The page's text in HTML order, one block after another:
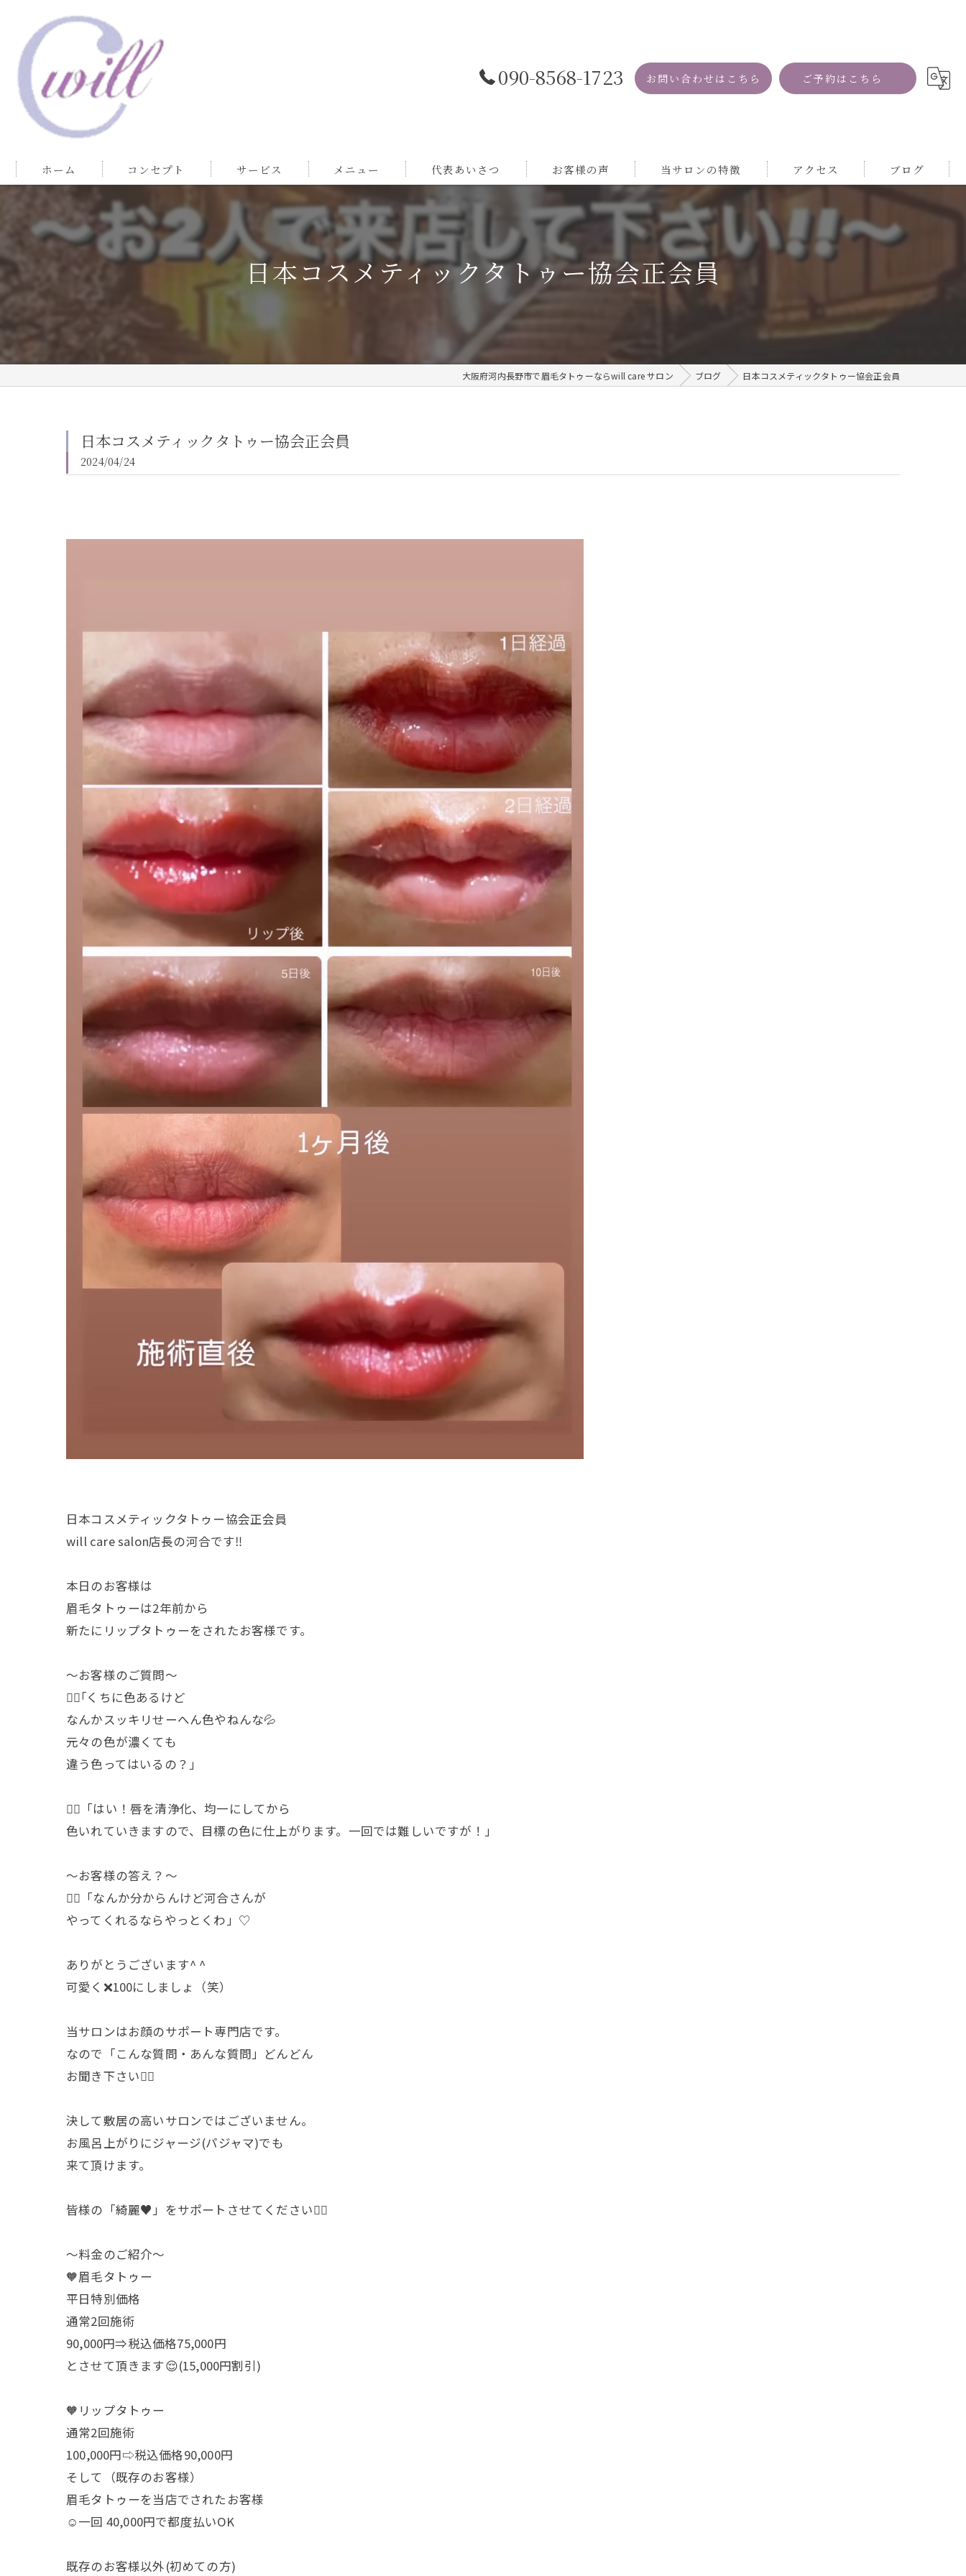
090-8568-1723 お問い合わせはこちら ご予約はこちら
ホーム コンセプト サービス メニュー 代表あいさつ お客様の声 当サロンの特徴
資格
MRI
自然
アクセス ブログ
日本コスメティックタトゥー協会正会員
大阪府河内長野市で眉毛タトゥーならwill care サロン ブログ 日本コスメティックタトゥー協会正会員
日本コスメティックタトゥー協会正会員
2024/04/24
日本コスメティックタトゥー協会正会員
will care salon店長の河合です‼︎
本日のお客様は
眉毛タトゥーは2年前から
新たにリップタトゥーをされたお客様です。
〜お客様のご質問〜
💁‍♀️｢くちに色あるけど
なんかスッキリせーへん色やねんな💦
元々の色が濃くても
違う色ってはいるの？｣
🙋‍♀️「はい！唇を清浄化、均一にしてから
色いれていきますので、目標の色に仕上がります。一回では難しいですが！」
〜お客様の答え？〜
💁‍♀️「なんか分からんけど河合さんが
やってくれるならやっとくわ」♡
ありがとうございます^ ^
可愛く❌100にしましょ（笑）
当サロンはお顔のサポート専門店です。
なので「こんな質問・あんな質問」どんどん
お聞き下さい🙇‍♀️
決して敷居の高いサロンではございません。
お風呂上がりにジャージ(パジャマ)でも
来て頂けます。
皆様の「綺麗♥️」をサポートさせてください🙇‍♀️
〜料金のご紹介〜
🧡眉毛タトゥー
平日特別価格
通常2回施術
90,000円⇒税込価格75,000円
とさせて頂きます😌(15,000円割引)
🧡リップタトゥー
通常2回施術
100,000円⇨税込価格90,000円
そして（既存のお客様）
眉毛タトゥーを当店でされたお客様
☺️一回 40,000円で都度払いOK
既存のお客様以外(初めての方)